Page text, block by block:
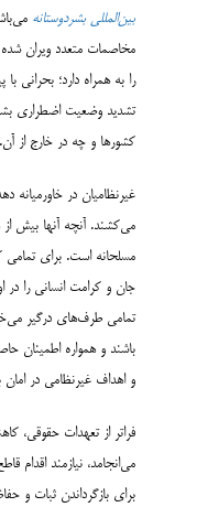
بین‌المللی بشردوستانه
مخاصمات متعدد ویران
را به همراه دارد؛ بحرانی
تشدید وضعیت اضطراری
کشورها و چه در خارج از آن.
غیرنظامیان در
می‌کشند. آنچه آنها بیش از
مسلحانه است. برای
جان و کرامت انسانی را در
تمامی طرف‌های درگیر
باشند و همواره اطمینان
و اهداف غیرنظامی در امان
فراتر از تعهدات حقوقی،
می‌انجامد، نیازمند اقدام
برای بازگرداندن ثبات و